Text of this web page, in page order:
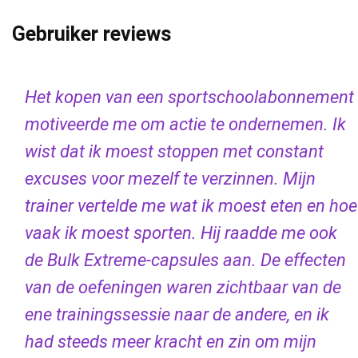
Gebruiker reviews
Het kopen van een sportschoolabonnement
motiveerde me om actie te ondernemen. Ik
wist dat ik moest stoppen met constant
excuses voor mezelf te verzinnen. Mijn
trainer vertelde me wat ik moest eten en hoe
vaak ik moest sporten. Hij raadde me ook
de Bulk Extreme-capsules aan. De effecten
van de oefeningen waren zichtbaar van de
ene trainingssessie naar de andere, en ik
had steeds meer kracht en zin om mijn